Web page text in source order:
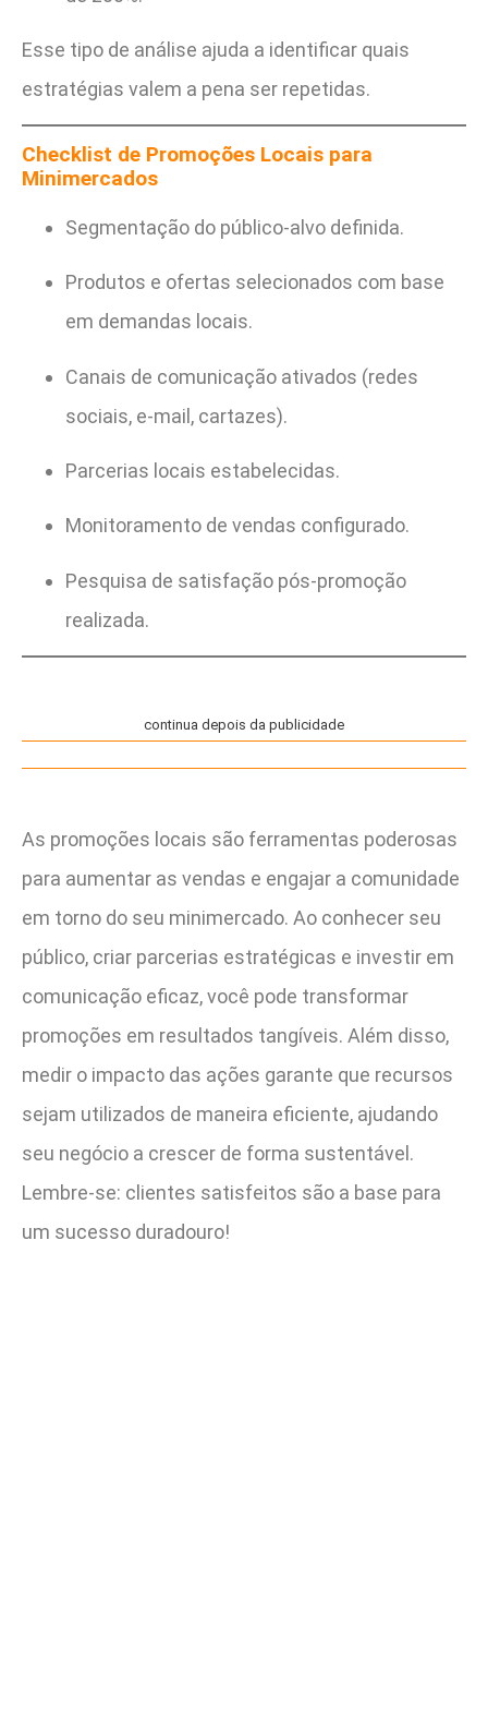
Esse tipo de análise ajuda a identificar quais
estratégias valem a pena ser repetidas.
Checklist de Promoções Locais para
Minimercados
Segmentação do público-alvo definida.
Produtos e ofertas selecionados com base
em demandas locais.
Canais de comunicação ativados (redes
sociais, e-mail, cartazes).
Parcerias locais estabelecidas.
Monitoramento de vendas configurado.
Pesquisa de satisfação pós-promoção
realizada.
continua depois da publicidade
As promoções locais são ferramentas poderosas
para aumentar as vendas e engajar a comunidade
em torno do seu minimercado. Ao conhecer seu
público, criar parcerias estratégicas e investir em
comunicação eficaz, você pode transformar
promoções em resultados tangíveis. Além disso,
medir o impacto das ações garante que recursos
sejam utilizados de maneira eficiente, ajudando
seu negócio a crescer de forma sustentável.
Lembre-se: clientes satisfeitos são a base para
um sucesso duradouro!